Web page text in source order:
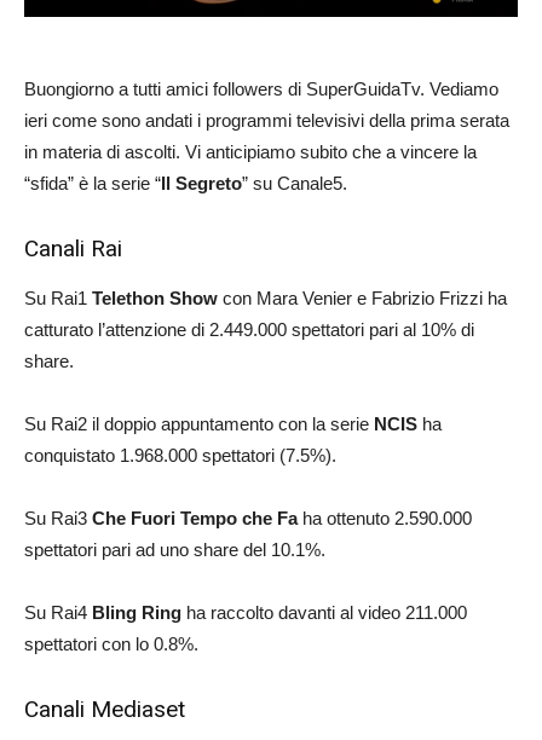
Buongiorno a tutti amici followers di SuperGuidaTv. Vediamo
ieri come sono andati i programmi televisivi della prima serata
in materia di ascolti. Vi anticipiamo subito che a vincere la
“sfida” è la serie “Il Segreto” su Canale5.
Canali Rai
Su Rai1 Telethon Show con Mara Venier e Fabrizio Frizzi ha
catturato l’attenzione di 2.449.000 spettatori pari al 10% di
share.
Su Rai2 il doppio appuntamento con la serie NCIS ha
conquistato 1.968.000 spettatori (7.5%).
Su Rai3 Che Fuori Tempo che Faha ottenuto 2.590.000
spettatori pari ad uno share del 10.1%.
Su Rai4 Bling Ring ha raccolto davanti al video 211.000
spettatori con lo 0.8%.
Canali Mediaset